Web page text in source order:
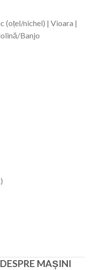
(oțel/nichel) | Vioara |
Banjo
MAȘINI